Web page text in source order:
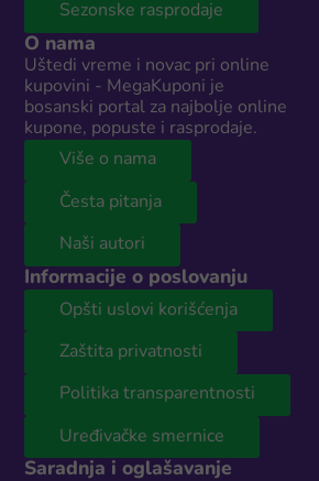
Sezonske rasprodaje
O nama
Uštedi vreme i novac pri online
kupovini - MegaKuponi je
bosanski portal za najbolje online
kupone, popuste i rasprodaje.
Više o nama
Česta pitanja
Naši autori
Informacije o poslovanju
Opšti uslovi korišćenja
Zaštita privatnosti
Politika transparentnosti
Uređivačke smernice
Saradnja i oglašavanje